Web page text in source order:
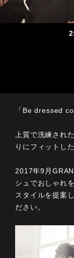
「Be dressed
上質で洗練され
りにフィットし
2017年9月
シュでおしゃれ
スタイルを提案
ださい。